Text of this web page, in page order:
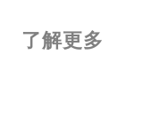
了解更多